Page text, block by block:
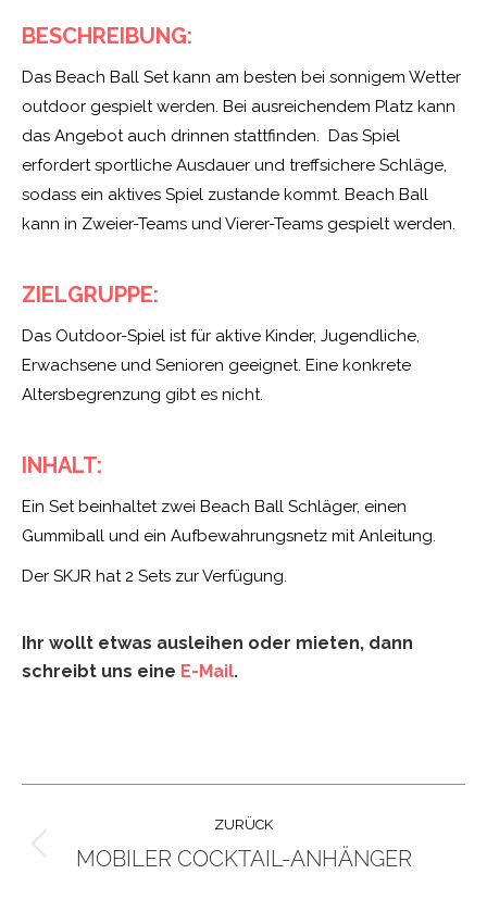
BESCHREIBUNG:
Das Beach Ball Set kann am besten bei sonnigem Wetter
outdoor gespielt werden. Bei ausreichendem Platz kann
das Angebot auch drinnen stattfinden. Das Spiel
erfordert sportliche Ausdauer und treffsichere Schläge,
sodass ein aktives Spiel zustande kommt. Beach Ball
kann in Zweier-Teams und Vierer-Teams gespielt werden.
ZIELGRUPPE:
Das Outdoor-Spiel ist für aktive Kinder, Jugendliche,
Erwachsene und Senioren geeignet. Eine konkrete
Altersbegrenzung gibt es nicht.
INHALT:
Ein Set beinhaltet zwei Beach Ball Schläger, einen
Gummiball und ein Aufbewahrungsnetz mit Anleitung.
Der SKJR hat 2 Sets zur Verfügung.
Ihr wollt etwas ausleihen oder mieten, dann
schreibt uns eine E-Mail.
NAVIGATION
ZURÜCK
Previous
MOBILER COCKTAIL-ANHÄNGER